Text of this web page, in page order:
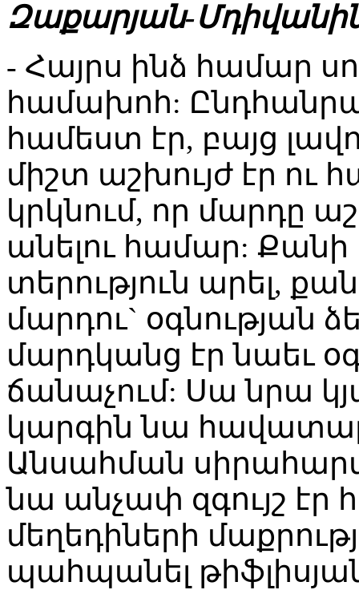
Զաքարյան-
- Հայրս ինձ համար
համախոհ:
համեստ էր, բայց
միշտ աշխույժ էր
կրկնում, որ մարդը
անելու համար: Քանի
տերություն արել,
մարդու` օգնության
մարդկանց էր նաեւ
ճանաչում: Սա նրա
կարգին նա
Անսահման
նա անչափ զգույշ էր
մեղեդիների
պահպանել